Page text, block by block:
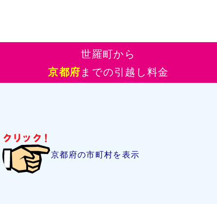
世羅町から
京都府までの引越し料金
京都府の市町村を表示